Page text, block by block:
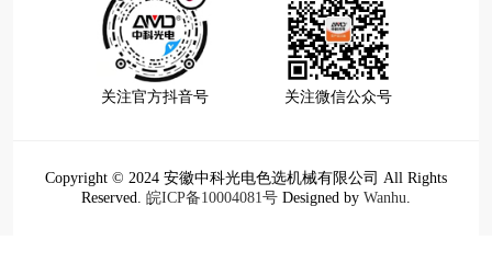
关注官方抖音号 关注微信公众号
Copyright © 2024 安徽中科光电色选机械有限公司 All Rights
Reserved. 皖ICP备10004081号 Designed by Wanhu.